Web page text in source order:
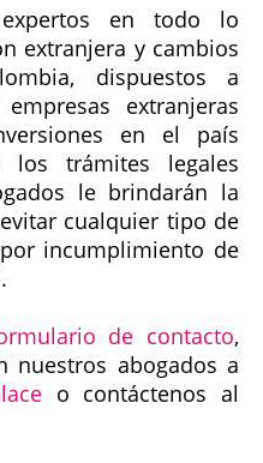
en todo lo
extranjera y cambios
dispuestos a
extranjeras
en el país
los trámites legales
le brindarán la
cualquier tipo de
incumplimiento de
de contacto,
nuestros abogados a
o contáctenos al